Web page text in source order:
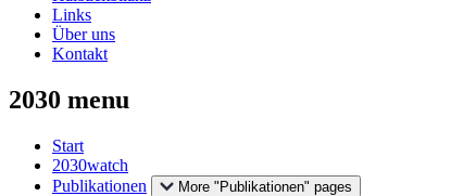
Links
Über uns
Kontakt
2030 menu
Start
2030watch
Publikationen
More "Publikationen" pages